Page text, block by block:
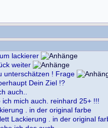
lackierer
weiter
unterschätzen ! Frage
Dein Ziel !?
auch..
ich mich auch. reinhard 25+ !!!
. in der original farbe
Lackierung . in der original